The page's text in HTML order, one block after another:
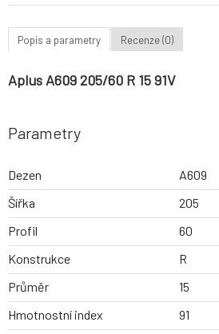
Popis a parametry Recenze (0)
Aplus A609 205/60 R 15 91V
Parametry
Dezen
A609
Šířka
205
Profil
60
Konstrukce
R
Průměr
15
Hmotnostní index
91